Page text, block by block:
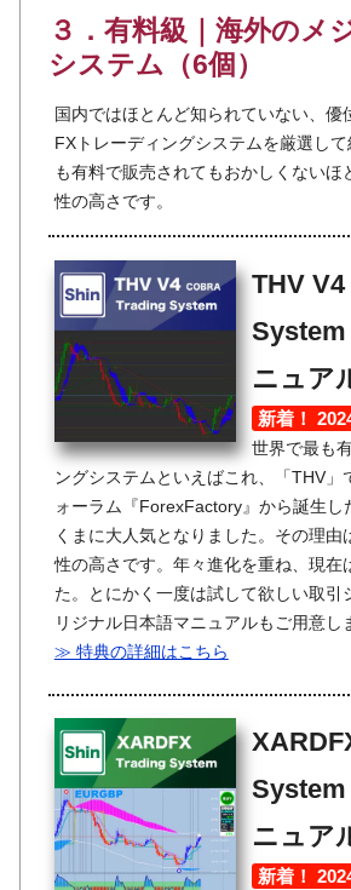
３．有料級｜海外のメ
システム（6個）
国内ではほとんど知られていない、優
FXトレーディングシステムを厳選し
も有料で販売されてもおかしくないほ
性の高さです。
THV
System
ニュア
新着！
世界で最も
ングシステムといえばこれ、「THV」
ォーラム『ForexFactory』から誕生し
くまに大人気となりました。その理由
性の高さです。年々進化を重ね、現在
た。とにかく一度は試して欲しい取引
リジナル日本語マニュアルもご用意し
≫ 特典の詳細はこちら
System
ニュア
新着！